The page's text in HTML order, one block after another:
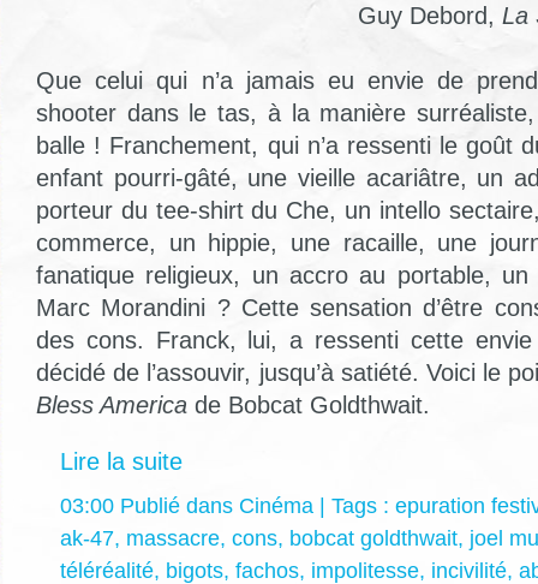
Guy Debord, La
Que celui qui n’a jamais eu envie de
shooter dans le tas, à la manière
balle ! Franchement, qui n’a ressenti le goût
enfant pourri-gâté, une vieille acariâtre, un
porteur du tee-shirt du Che, un intello
commerce, un hippie, une racaille, une
fanatique religieux, un accro au portable,
Marc Morandini ? Cette sensation d’être
des cons. Franck, lui, a ressenti cette
décidé de l’assouvir, jusqu’à satiété. Voici le
Bless America de Bobcat Goldthwait.
Lire la suite
03:00 Publié dans Cinéma | Tags : epuration
ak-47, massacre, cons, bobcat goldthwait, joel
téléréalité, bigots, fachos, impolitesse, incivilité,